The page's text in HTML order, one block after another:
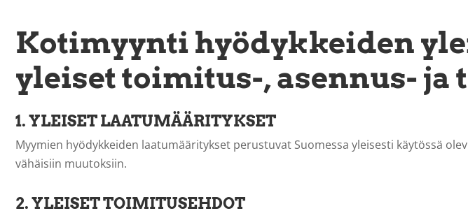
Kotimyynti hyödykkeiden
yleiset toimitus-, asennus- ja
1. YLEISET LAATUMÄÄRITYKSET
Myymien hyödykkeiden laatumääritykset perustuvat Suomessa yleisesti käytössä
vähäisiin muutoksiin.
2. YLEISET TOIMITUSEHDOT